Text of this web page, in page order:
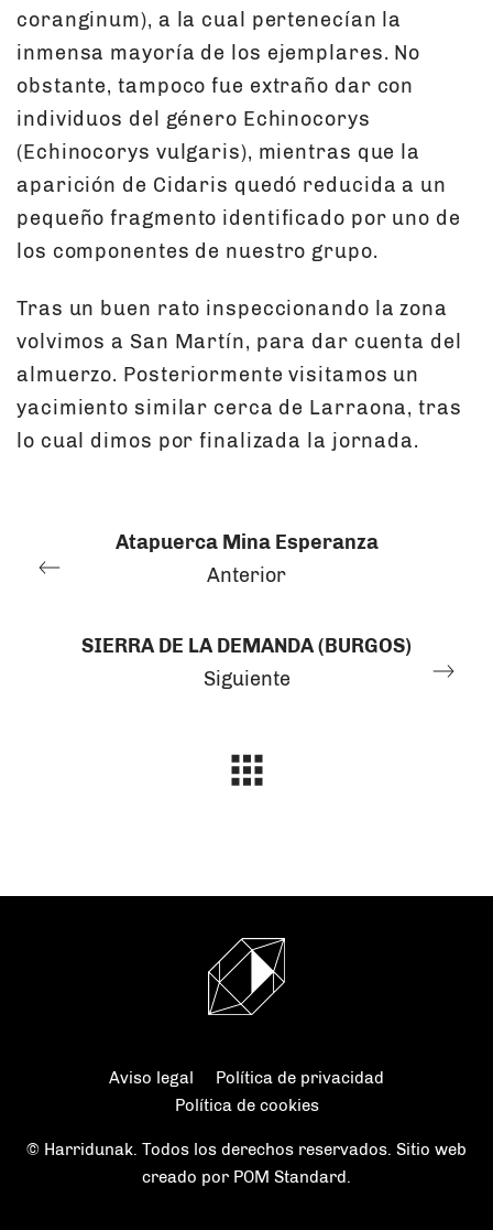
coranginum), a la cual pertenecían la
inmensa mayoría de los ejemplares. No
obstante, tampoco fue extraño dar con
individuos del género Echinocorys
(Echinocorys vulgaris), mientras que la
aparición de Cidaris quedó reducida a un
pequeño fragmento identificado por uno de
los componentes de nuestro grupo.
Tras un buen rato inspeccionando la zona
volvimos a San Martín, para dar cuenta del
almuerzo. Posteriormente visitamos un
yacimiento similar cerca de Larraona, tras
lo cual dimos por finalizada la jornada.
Atapuerca Mina Esperanza
Anterior
SIERRA DE LA DEMANDA (BURGOS)
Siguiente
Aviso legal
Política de privacidad
Política de cookies
© Harridunak. Todos los derechos reservados. Sitio web
creado por POM Standard.